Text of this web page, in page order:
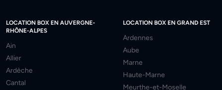
LOCATION BOX EN AUVERGNE-
RHÔNE-ALPES
Ain
Allier
Ardèche
Cantal
LOCATION BOX EN GRAND EST
Ardennes
Aube
Marne
Haute-Marne
Meurthe-et-Moselle